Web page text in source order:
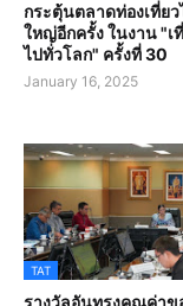
กระตุ้นตลาดท่องเที่ยว
ใหญ่อีกครั้ง ในงาน "เ
ไปทั่วโลก" ครั้งที่ 30
January 16, 2025
TAT